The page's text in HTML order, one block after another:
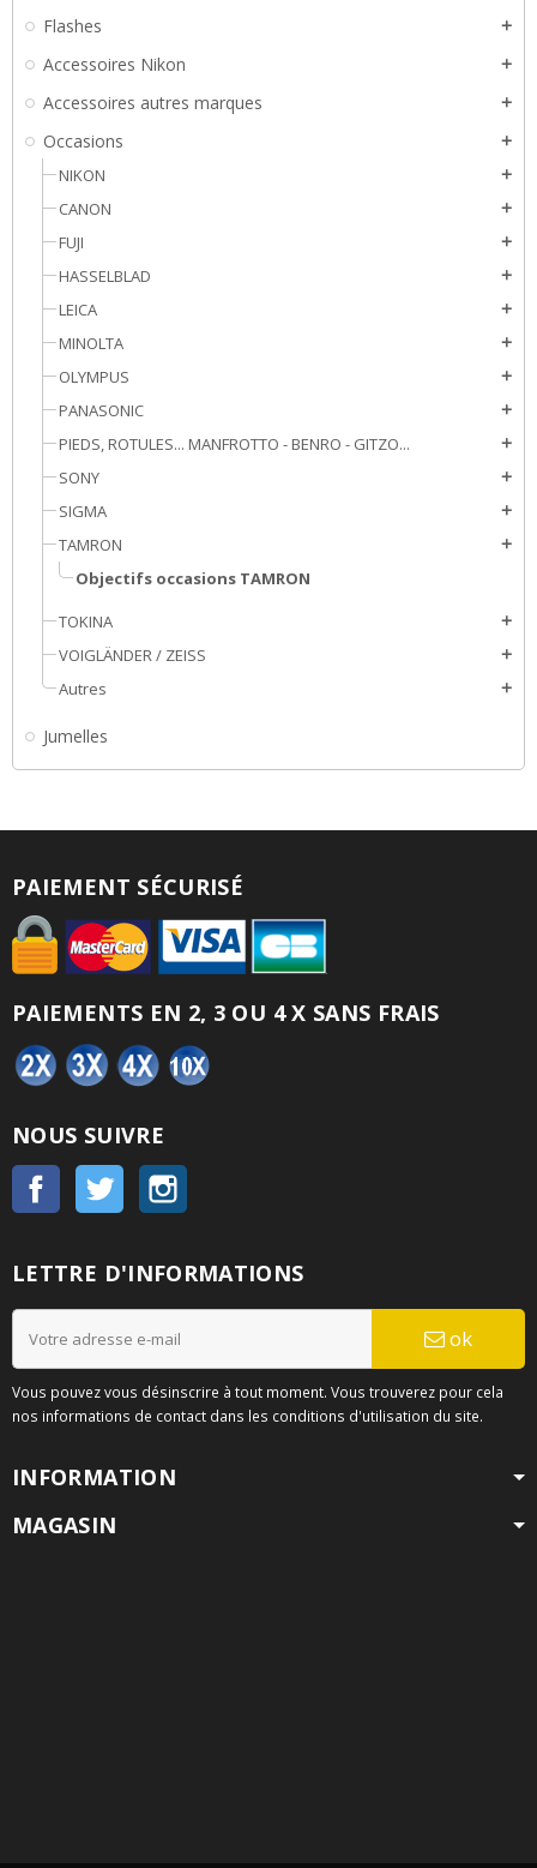
Flashes add
Accessoires Nikon add
Accessoires autres marques add
Occasions add
NIKON add
CANON add
FUJI add
HASSELBLAD add
LEICA add
MINOLTA add
OLYMPUS add
PANASONIC add
PIEDS, ROTULES... MANFROTTO - BENRO - GITZO... add
SONY add
SIGMA add
TAMRON add
Objectifs occasions TAMRON
TOKINA
add
VOIGLÄNDER / ZEISS add
Autres add
Jumelles
PAIEMENT SÉCURISÉ
PAIEMENTS EN 2, 3 OU 4 X SANS FRAIS
NOUS SUIVRE
Facebook Twitter
LETTRE D'INFORMATIONS
ok
Vous pouvez vous désinscrire à tout moment. Vous trouverez pour cela
nos informations de contact dans les conditions d'utilisation du site.
INFORMATION
MAGASIN